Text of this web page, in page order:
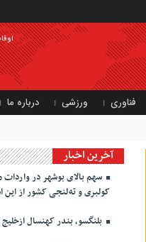
فناوری ورزشی درباره ما
آخرین اخبار
سهم بالای بوشهر در
کولبری و ته‌لنجی کشور از این
بلنگسو، بندر کهنسال